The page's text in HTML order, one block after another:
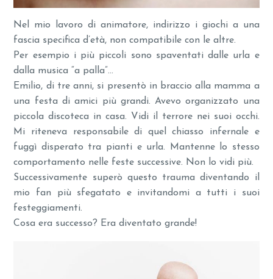
Nel mio lavoro di animatore, indirizzo i giochi a una
fascia specifica d’età, non compatibile con le altre.
Per esempio i più piccoli sono spaventati dalle urla e
dalla musica “a palla”…
Emilio, di tre anni, si presentò in braccio alla mamma a
una festa di amici più grandi. Avevo organizzato una
piccola discoteca in casa. Vidi il terrore nei suoi occhi.
Mi riteneva responsabile di quel chiasso infernale e
fuggì disperato tra pianti e urla. Mantenne lo stesso
comportamento nelle feste successive. Non lo vidi più.
Successivamente superò questo trauma diventando il
mio fan più sfegatato e invitandomi a tutti i suoi
festeggiamenti.
Cosa era successo? Era diventato grande!